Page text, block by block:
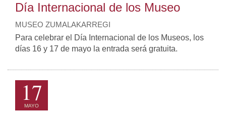
Día Internacional de los Museo
MUSEO ZUMALAKARREGI
Para celebrar el Día Internacional de los Museos, los
días 16 y 17 de mayo la entrada será gratuita.
17
MAYO